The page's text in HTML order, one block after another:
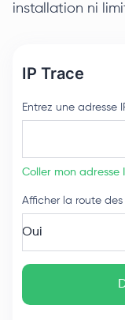
installation ni
IP Trace
Entrez une adresse
Coller mon adresse
Afficher la route
Oui